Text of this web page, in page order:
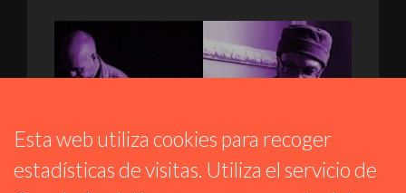
Esta web utiliza cookies para recoger
estadísticas de visitas. Utiliza el servicio de